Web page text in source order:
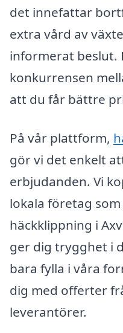
det innefattar
extra vård av
informerat beslut.
konkurrensen
att du får bättre
På vår plattform,
gör vi det enkelt
erbjudanden. Vi
lokala företag
häckklippning i
ger dig trygghet i
bara fylla i våra
dig med offerter
leverantörer.